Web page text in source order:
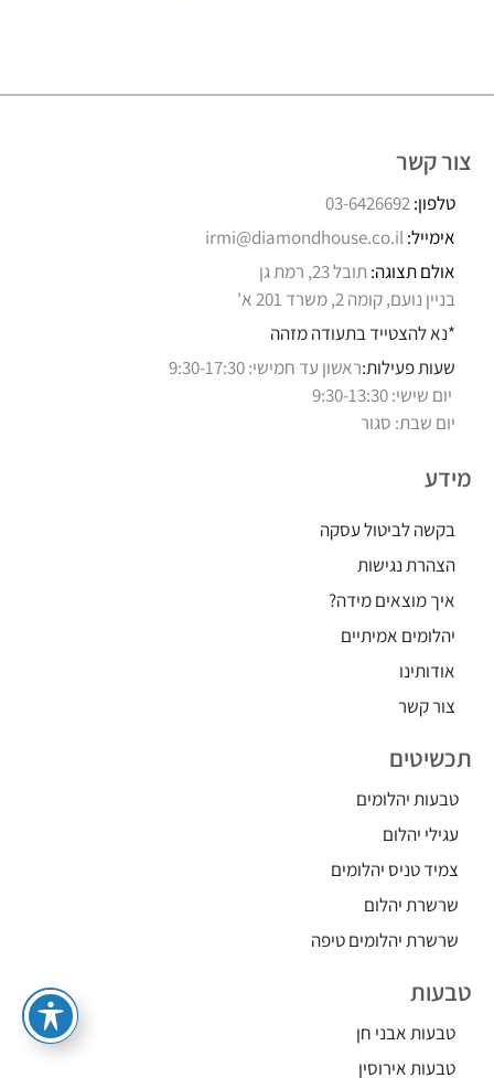
צור קשר
טלפון:03-6426692
אימייל:irmi@diamondhouse.co.il
אולם תצוגה: תובל 23, רמת גן
בניין נועם, קומה 2, משרד 201 א'
*נא להצטייד בתעודה מזהה
שעות פעילות:ראשון עד חמישי: 9:30-17:30
יום שישי: 9:30-13:30
יום שבת: סגור
מידע
בקשה לביטול עסקה
הצהרת נגישות
איך מוצאים מידה?
יהלומים אמיתיים
אודותינו
צור קשר
תכשיטים
טבעות יהלומים
עגילי יהלום
צמיד טניס יהלומים
שרשרת יהלום
שרשרת יהלומים טיפה
טבעות
טבעות אבני חן
טבעות אירוסין